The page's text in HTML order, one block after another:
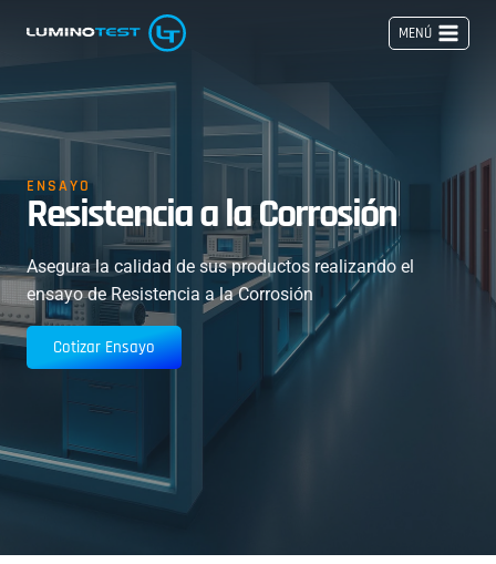
MENÚ
ENSAYO
Resistencia a la Corrosión
Asegura la calidad de sus productos realizando el
ensayo de Resistencia a la Corrosión
Cotizar Ensayo